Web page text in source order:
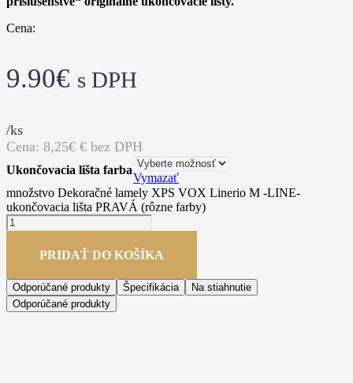
Cena:
9.90€ s DPH
/ks
Cena: 8,25€ € bez DPH
Ukončovacia lišta farba
Vymazať
množstvo Dekoračné lamely XPS VOX Linerio M -LINE-
ukončovacia lišta PRAVÁ (rôzne farby)
PRIDAŤ DO KOŠÍKA
Odporúčané produkty Špecifikácia
Na stiahnutie
Odporúčané produkty